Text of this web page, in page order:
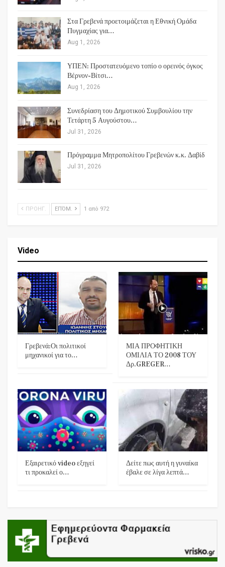
Στα Γρεβενά προετοιμάζεται η Εθνική Ομάδα
Πυγμαχίας για…
Aug 1, 2026
ΥΠΕΝ: Προστατευόμενο τοπίο ο ορεινός όγκος
Βέρνον-Βίτσι…
Aug 1, 2026
Συνεδρίαση του Δημοτικού Συμβουλίου την
Τετάρτη 5 Αυγούστου…
Jul 31, 2026
Πρόγραμμα Μητροπολίτου Γρεβενών κ.κ. Δαβίδ
Jul 31, 2026
ΠΡΟΗΓ. ΕΠΌΜ. 1 από 972
Video
Γρεβενά:Οι πολιτικοί
μηχανικοί για το…
ΜΙΑ ΠΡΟΦΗΤΙΚΗ
ΟΜΙΛΙΑ ΤΟ 2008 ΤΟΥ
Δρ.GREGER…
Εξαιρετικό video εξηγεί
τι προκαλεί ο…
Δείτε πως αυτή η γυναίκα
έβαλε σε λίγα λεπτά…